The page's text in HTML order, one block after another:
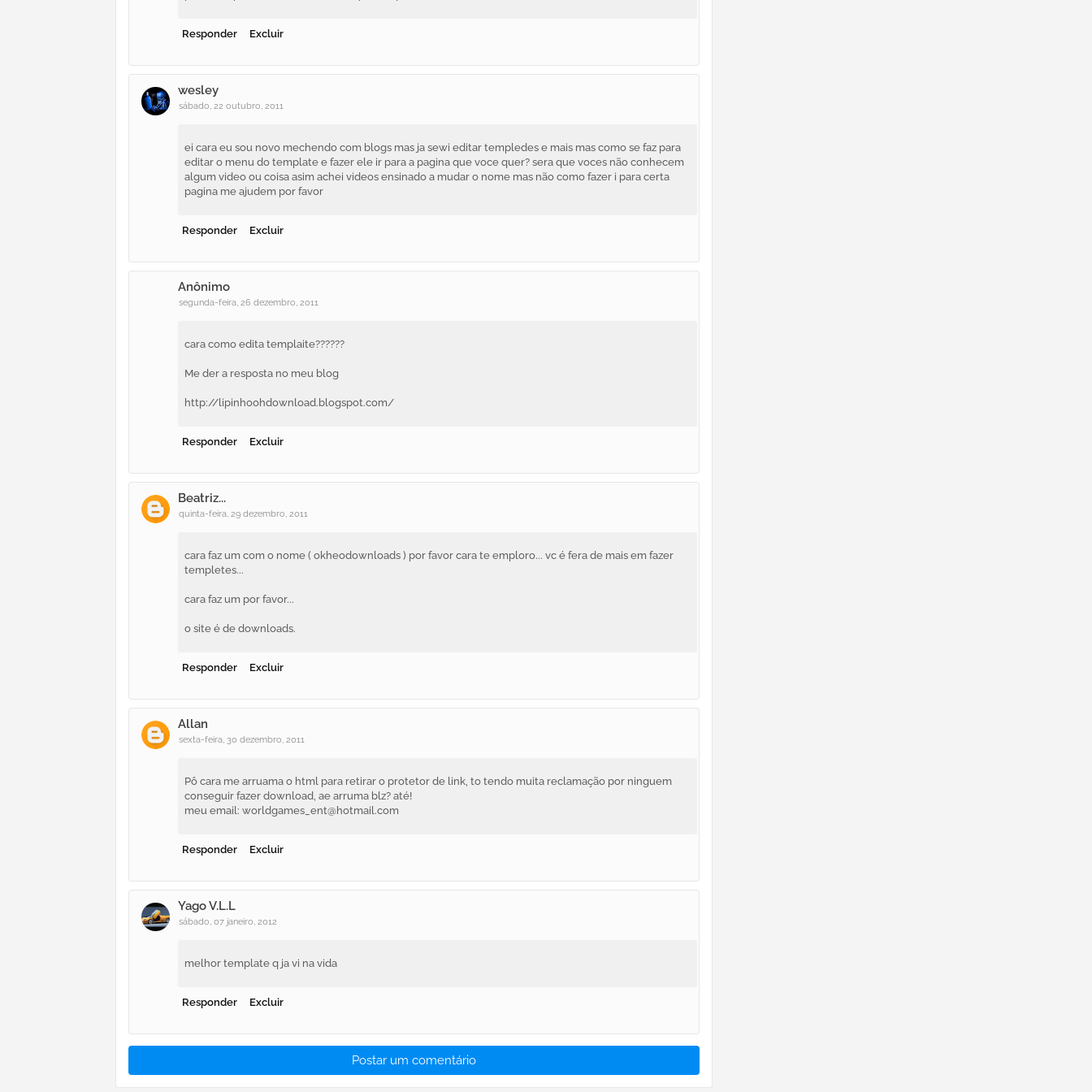
Responder Excluir
wesley
sábado, 22 outubro, 2011
ei cara eu sou novo mechendo com blogs mas ja sewi editar templedes e mais mas como se faz para
editar o menu do template e fazer ele ir para a pagina que voce quer? sera que voces não conhecem
algum video ou coisa asim achei videos ensinado a mudar o nome mas não como fazer i para certa
pagina me ajudem por favor
Responder Excluir
Anônimo
segunda-feira, 26 dezembro, 2011
cara como edita templaite??????
Me der a resposta no meu blog
http://lipinhoohdownload.blogspot.com/
Responder Excluir
Beatriz...
quinta-feira, 29 dezembro, 2011
cara faz um com o nome ( okheodownloads ) por favor cara te emploro... vc é fera de mais em fazer
templetes...
cara faz um por favor...
o site é de downloads.
Responder Excluir
Allan
sexta-feira, 30 dezembro, 2011
Pô cara me arruama o html para retirar o protetor de link, to tendo muita reclamação por ninguem
conseguir fazer download, ae arruma blz? até!
meu email: worldgames_ent@hotmail.com
Responder Excluir
Yago V.L.L
sábado, 07 janeiro, 2012
melhor template q ja vi na vida
Responder Excluir
Postar um comentário